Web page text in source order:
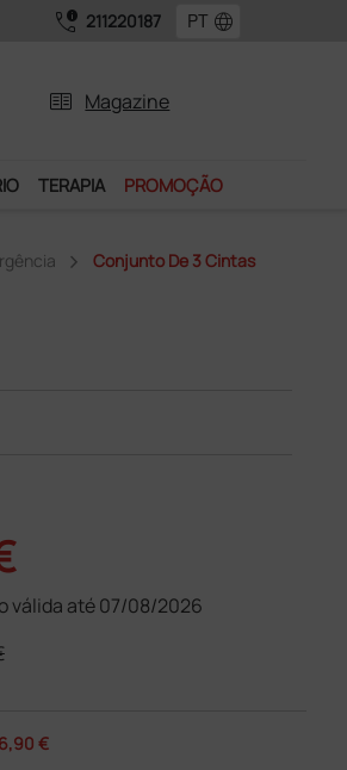
call_quality 211220187 language
two_pager Magazine
TERAPIA PROMOÇÃO
Conjunto De 3 Cintas
válida até 07/08/2026
€